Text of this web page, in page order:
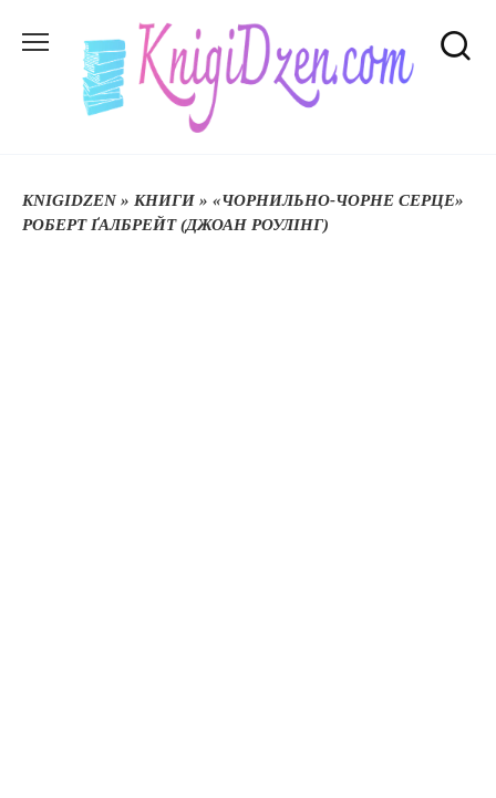
до
KNIGIDZEN» КНИГИ » «ЧОРНИЛЬНО-ЧОРНЕ СЕРЦЕ»
РОБЕРТ ҐАЛБРЕЙТ (ДЖОАН РОУЛІНГ)